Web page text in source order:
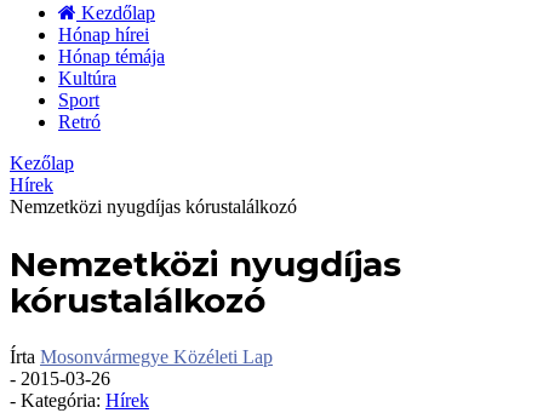
Kezdőlap
Hónap hírei
Hónap témája
Kultúra
Sport
Retró
Kezőlap
Hírek
Nemzetközi nyugdíjas kórustalálkozó
Nemzetközi nyugdíjas
kórustalálkozó
Írta Mosonvármegye Közéleti Lap
- 2015-03-26
- Kategória: Hírek